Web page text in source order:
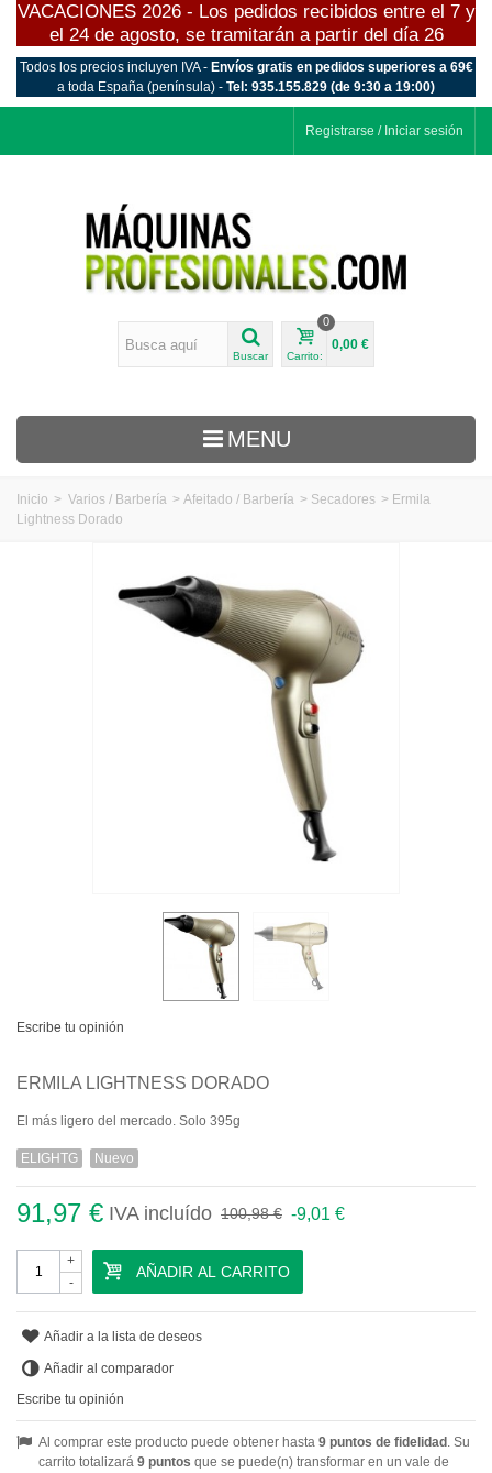
VACACIONES 2026 - Los pedidos recibidos entre el 7 y
el 24 de agosto, se tramitarán a partir del día 26
Todos los precios incluyen IVA - Envíos gratis en pedidos superiores a 69€
a toda España (península) - Tel: 935.155.829 (de 9:30 a 19:00)
Registrarse / Iniciar sesión
Buscar Carrito:
0
0,00 €
MENU
Inicio > Varios / Barbería > Afeitado / Barbería > Secadores > Ermila
Lightness Dorado
Escribe tu opinión
ERMILA LIGHTNESS DORADO
El más ligero del mercado. Solo 395g
ELIGHTG Nuevo
91,97 € IVA incluído 100,98 € -9,01 €
-
+
AÑADIR AL CARRITO
Añadir a la lista de deseos
Añadir al comparador
Escribe tu opinión
Al comprar este producto puede obtener hasta 9 puntos de fidelidad . Su
carrito totalizará 9 puntos que se puede(n) transformar en un vale de